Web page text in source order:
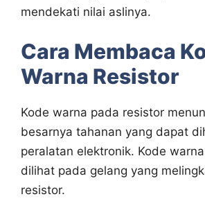
mendekati nilai aslinya.
Cara Membaca
Warna Resistor
Kode warna pada resistor
besarnya tahanan yang dapat
peralatan elektronik. Kode
dilihat pada gelang yang
resistor.